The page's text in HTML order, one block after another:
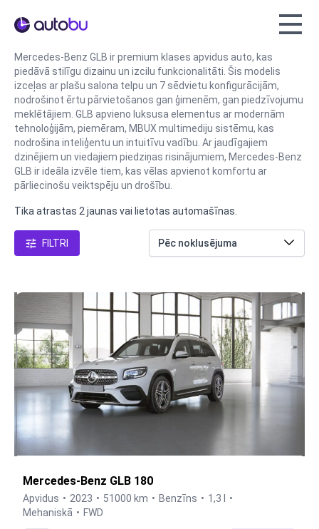
Autobu.eu
Mercedes-Benz GLB ir premium klases apvidus auto, kas
piedāvā stilīgu dizainu un izcilu funkcionalitāti. Šis modelis
izceļas ar plašu salona telpu un 7 sēdvietu konfigurācijām,
nodrošinot ērtu pārvietošanos gan ģimenēm, gan piedzīvojumu
meklētājiem. GLB apvieno luksusa elementus ar modernām
tehnoloģijām, piemēram, MBUX multimediju sistēmu, kas
nodrošina inteliģentu un intuitīvu vadību. Ar jaudīgajiem
dzinējiem un viedajiem piedziņas risinājumiem, Mercedes-Benz
GLB ir ideāla izvēle tiem, kas vēlas apvienot komfortu ar
pārliecinošu veiktspēju un drošību.
Tika atrastas 2 jaunas vai lietotas automašīnas.
FILTRI
Mercedes-Benz GLB 180
Apvidus 2023 51000 km Benzīns
1,3 l
Mehaniskā
FWD